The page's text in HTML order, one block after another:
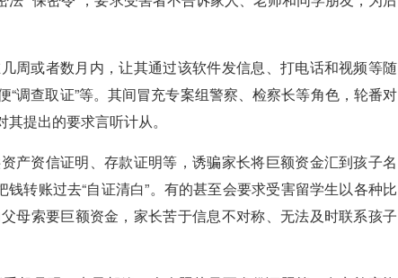
或者数月内，让其通过该软件发信息、打电话和视频等随
调查取证”等。其间冒充专案组警察、检察长等角色，轮番对
提出的要求言听计从。
资信证明、存款证明等，诱骗家长将巨额资金汇到孩子名
转账过去“自证清白”。有的甚至会要求受害留学生以各种比
母索要巨额资金，家长苦于信息不对称、无法及时联系孩子